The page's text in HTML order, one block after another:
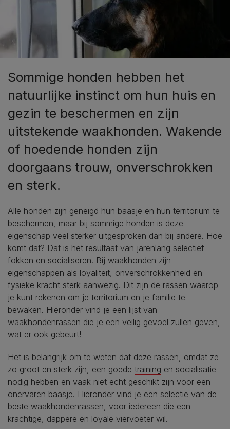
Sommige honden hebben het
natuurlijke instinct om hun huis en
gezin te beschermen en zijn
uitstekende waakhonden. Wakende
of hoedende honden zijn
doorgaans trouw, onverschrokken
en sterk.
Alle honden zijn geneigd hun baasje en hun territorium te
beschermen, maar bij sommige honden is deze
eigenschap veel sterker uitgesproken dan bij andere. Hoe
komt dat? Dat is het resultaat van jarenlang selectief
fokken en socialiseren. Bij waakhonden zijn
eigenschappen als loyaliteit, onverschrokkenheid en
fysieke kracht sterk aanwezig. Dit zijn de rassen waarop
je kunt rekenen om je territorium en je familie te
bewaken. Hieronder vind je een lijst van
waakhondenrassen die je een veilig gevoel zullen geven,
wat er ook gebeurt!
Het is belangrijk om te weten dat deze rassen, omdat ze
zo groot en sterk zijn, een goede training en socialisatie
nodig hebben en vaak niet echt geschikt zijn voor een
onervaren baasje. Hieronder vind je een selectie van de
beste waakhondenrassen, voor iedereen die een
krachtige, dappere en loyale viervoeter wil.